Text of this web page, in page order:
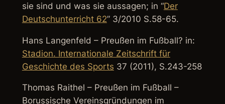
sie sind und was sie aussagen; in “Der
Deutschunterricht 62” 3/2010 S.58-65.
Hans Langenfeld – Preußen im Fußball? in:
Stadion. Internationale Zeitschrift für
Geschichte des Sports 37 (2011), S.243-258
Thomas Raithel – Preußen im Fußball –
Borussische Vereinsgründungen im